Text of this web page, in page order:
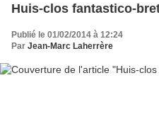
Huis-clos fantastico-
Publié le 01/02/2014 à 12:24
Par Jean-Marc Laherrère